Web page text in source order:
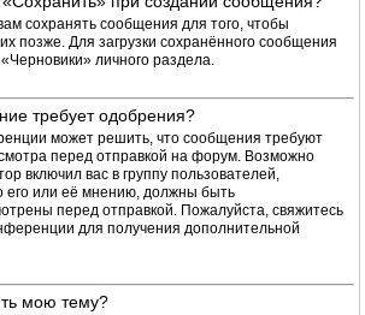
сохранять сообщения для того, чтобы
позже. Для загрузки сохранённого сообщения
личного раздела.
требует одобрения?
может решить, что сообщения требуют
перед отправкой на форум. Возможно
включил вас в группу пользователей,
его или её мнению, должны быть
перед отправкой. Пожалуйста, свяжитесь
для получения дополнительной
мою тему?